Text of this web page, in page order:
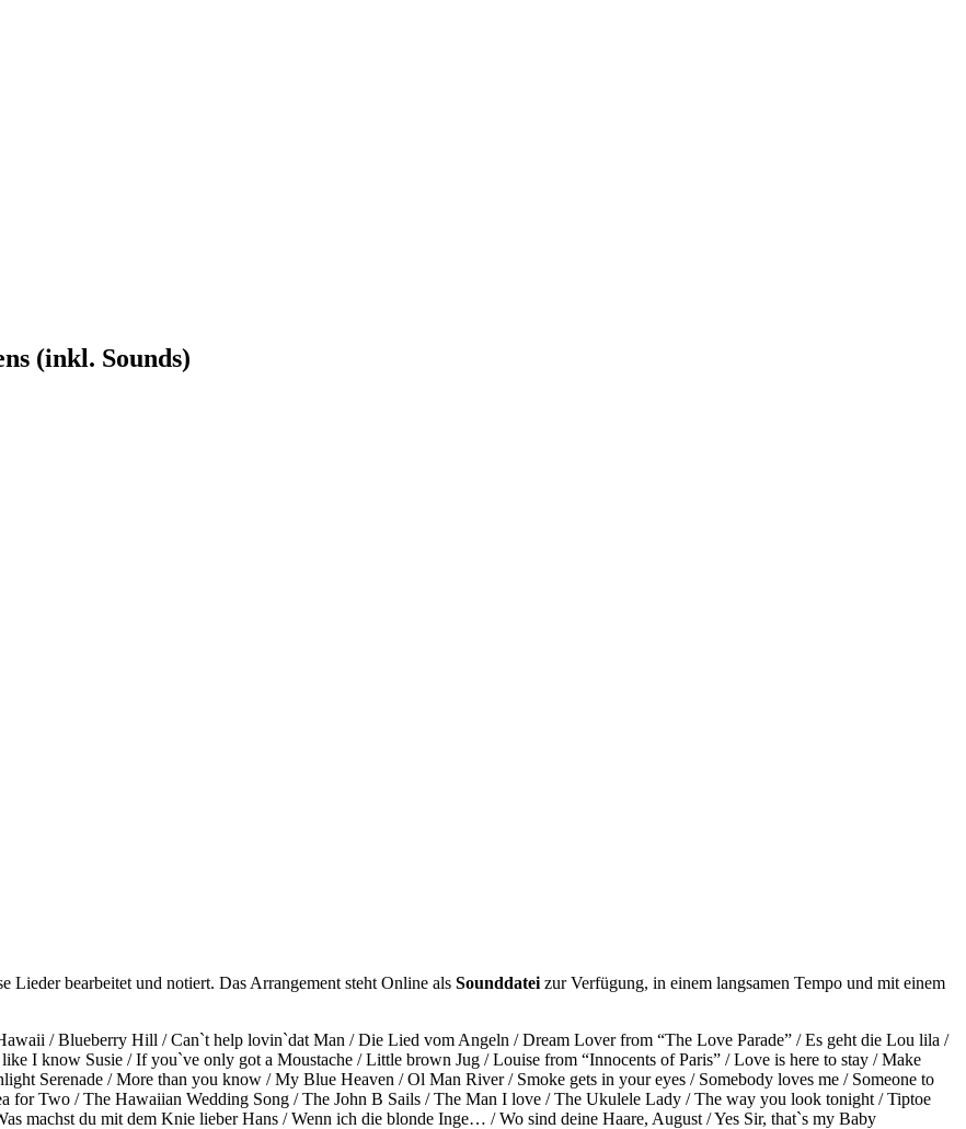
(inkl. Sounds)
Lieder bearbeitet und notiert. Das Arrangement steht Online als Sounddatei zur Verfügung, in einem langsamen Tempo und mit einem
/ Blueberry Hill / Can`t help lovin`dat Man / Die Lied vom Angeln / Dream Lover from “The Love Parade” / Es geht die Lou lila /
I know Susie / If you`ve only got a Moustache / Little brown Jug / Louise from “Innocents of Paris” / Love is here to stay / Make
Serenade / More than you know / My Blue Heaven / Ol Man River / Smoke gets in your eyes / Somebody loves me / Someone to
for Two / The Hawaiian Wedding Song / The John B Sails / The Man I love / The Ukulele Lady / The way you look tonight / Tiptoe
machst du mit dem Knie lieber Hans / Wenn ich die blonde Inge… / Wo sind deine Haare, August / Yes Sir, that`s my Baby